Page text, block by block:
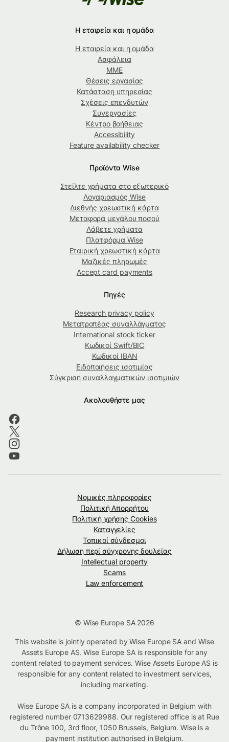
Η εταιρεία και η ομάδα
Η εταιρεία και η ομάδα
Ασφάλεια
ΜΜΕ
Θέσεις εργασίας
Κατάσταση υπηρεσίας
Σχέσεις επενδυτών
Συνεργασίες
Κέντρο βοήθειας
Accessibility
Feature availability checker
Προϊόντα Wise
Στείλτε χρήματα στο εξωτερικό
Λογαριασμός Wise
Διεθνής χρεωστική κάρτα
Μεταφορά μεγάλου ποσού
Λάβετε χρήματα
Πλατφόρμα Wise
Εταιρική χρεωστική κάρτα
Μαζικές πληρωμές
Accept card payments
Πηγές
Research privacy policy
Μετατροπέας συναλλάγματος
International stock ticker
Κωδικοί Swift/BIC
Κωδικοί IBAN
Ειδοποιήσεις ισοτιμίας
Σύγκριση συναλλαγματικών ισοτιμιών
Ακολουθήστε μας
Νομικές πληροφορίες
Πολιτική Απορρήτου
Πολιτική χρήσης Cookies
Καταγγελίες
Τοπικοί σύνδεσμοι
Δήλωση περί σύγχρονης δουλείας
Intellectual property
Scams
Law enforcement
© Wise Europe SA 2026
This website is jointly operated by Wise Europe SA and Wise
Assets Europe AS. Wise Europe SA is responsible for any
content related to payment services. Wise Assets Europe AS is
responsible for any content related to investment services,
including marketing.
Wise Europe SA is a company incorporated in Belgium with
registered number 0713629988. Our registered office is at Rue
du Trône 100, 3rd floor, 1050 Brussels, Belgium. Wise is a
payment institution authorised in Belgium.